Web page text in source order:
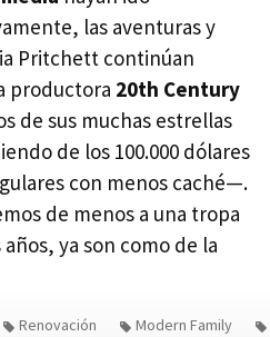
las aventuras y
Pritchett continúan
productora 20th Century
de sus muchas estrellas
de los 100.000 dólares
con menos caché—.
de menos a una tropa
ya son como de la
Renovación Modern Family